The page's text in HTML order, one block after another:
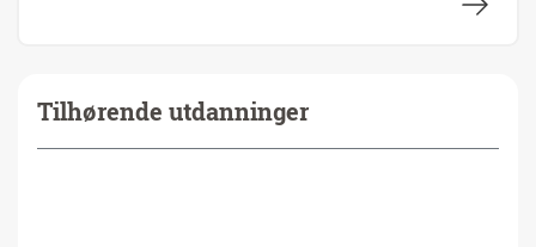
Tilhørende utdanninger